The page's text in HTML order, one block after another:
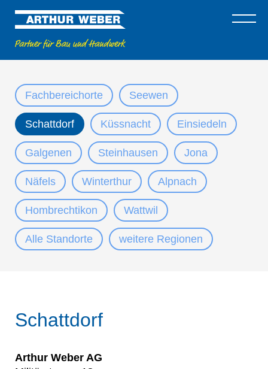
Fachbereichorte Seewen
Schattdorf Küssnacht Einsiedeln
Galgenen Steinhausen Jona
Näfels Winterthur Alpnach
Hombrechtikon Wattwil
Alle Standorte weitere Regionen
Schattdorf
Arthur Weber AG